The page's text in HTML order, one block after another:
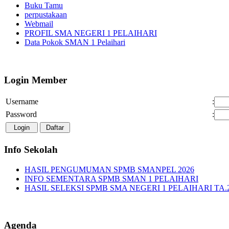
Buku Tamu
perpustakaan
Webmail
PROFIL SMA NEGERI 1 PELAIHARI
Data Pokok SMAN 1 Pelaihari
Login Member
Username
:
Password
:
Info Sekolah
HASIL PENGUMUMAN SPMB SMANPEL 2026
INFO SEMENTARA SPMB SMAN 1 PELAIHARI
HASIL SELEKSI SPMB SMA NEGERI 1 PELAIHARI
Agenda